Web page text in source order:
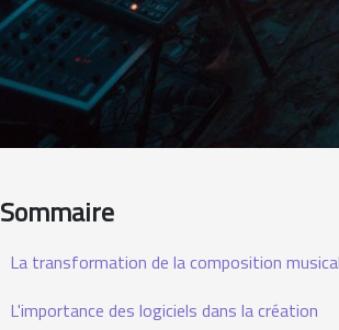
Sommaire
La transformation de la composition
L'importance des logiciels dans la création